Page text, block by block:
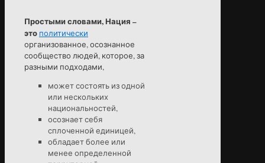
Простыми словами,Нация –
это политически
организованное, осознанное
сообщество людей, которое, за
разными подходами,
может состоять из одной
или нескольких
национальностей,
осознает себя
сплоченной единицей,
обладает более или
менее определенной